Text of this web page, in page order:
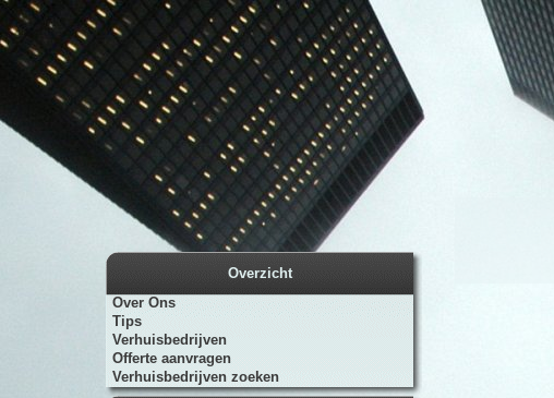
Overzicht
Over Ons
Tips
Verhuisbedrijven
Offerte aanvragen
Verhuisbedrijven zoeken